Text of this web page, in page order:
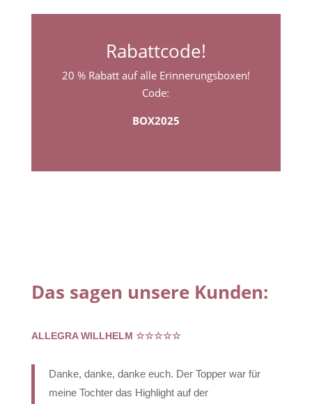
Rabattcode!
20 % Rabatt auf alle Erinnerungsboxen!
Code:
BOX2025
Das sagen unsere Kunden:
ALLEGRA WILLHELM ☆☆☆☆☆
Danke, danke, danke euch. Der Topper war für
meine Tochter das Highlight auf der